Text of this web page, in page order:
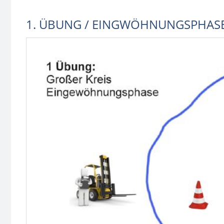
1. ÜBUNG /